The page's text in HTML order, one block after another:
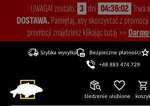
UWAGA! zostało: 3 dni 04:36:02 Trwa
DOSTAWA.Pamiętaj, aby skorzystać z promocji
promocji znajdziesz klikając tutaj >>
Szybka wysyłka Bezpieczne płatności
+48 883 474 729
śledzenie ulubione